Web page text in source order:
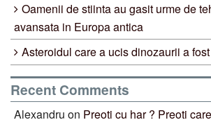
Oamenii de stiinta au gasit urme de
avansata in Europa antica
Asteroidul care a ucis dinozaurii a
Recent Comments
Alexandru on Preoti cu har ? Preoti